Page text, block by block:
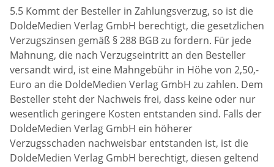
5.5 Kommt der Besteller in Zahlungsverzug, so ist die
DoldeMedien Verlag GmbH berechtigt, die gesetzlichen
Verzugszinsen gemäß § 288 BGB zu fordern. Für jede
Mahnung, die nach Verzugseintritt an den Besteller
versandt wird, ist eine Mahngebühr in Höhe von 2,50,-
Euro an die DoldeMedien Verlag GmbH zu zahlen. Dem
Besteller steht der Nachweis frei, dass keine oder nur
wesentlich geringere Kosten entstanden sind. Falls der
DoldeMedien Verlag GmbH ein höherer
Verzugsschaden nachweisbar entstanden ist, ist die
DoldeMedien Verlag GmbH berechtigt, diesen geltend